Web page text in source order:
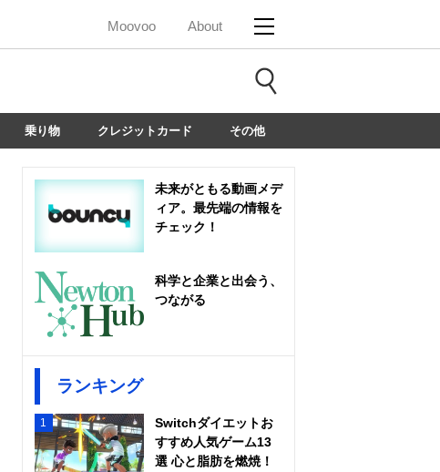
Moovoo About
乗り物 クレジットカード その他
未来がともる動画メデ
ィア。最先端の情報を
チェック！
科学と企業と出会う、
つながる
ランキング
1
Switchダイエットお
すすめ人気ゲーム13
選 心と脂肪を燃焼！